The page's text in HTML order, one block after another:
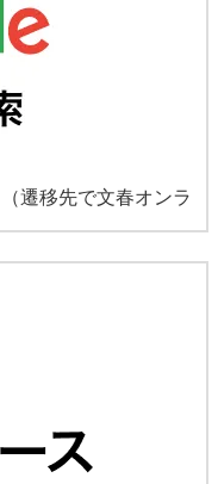
（遷移先で文春オンラ